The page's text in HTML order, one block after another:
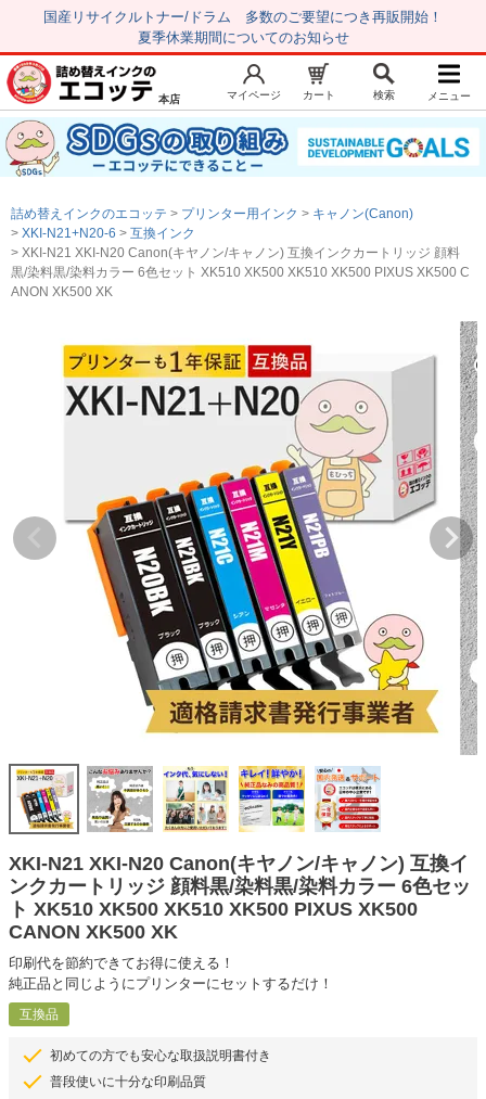
国産リサイクルトナー/ドラム 多数のご要望につき再販開始！
夏季休業期間についてのお知らせ
新規会員登録 マイページ
トップページ お気に入り
注文履歴 レビュー履歴
はじめての方へ
初心者用セット
キャノンインク
エプソンインク
詰め替えインク
互換インクボトル
互換インクカートリッジ
再生インクカートリッジ
ご利用ガイド
よくある質問
会員専用商品
説明書ダウンロード
本店 マイページ カート 検索 メニュー
詰め替えインクのエコッテ プリンター用インク
キャノン(Canon)
XKI-N21+N20-6
互換インク
XKI-N21 XKI-N20 Canon(キヤノン/キャノン) 互換インクカートリッジ 顔料
黒/染料黒/染料カラー 6色セット XK510 XK500 XK510 XK500 PIXUS XK500 C
ANON XK500 XK
XKI-N21 XKI-N20 Canon(キヤノン/キャノン) 互換イ
ンクカートリッジ 顔料黒/染料黒/染料カラー 6色セッ
ト XK510 XK500 XK510 XK500 PIXUS XK500
CANON XK500 XK
印刷代を節約できてお得に使える！
純正品と同じようにプリンターにセットするだけ！
互換品
初めての方でも安心な取扱説明書付き
普段使いに十分な印刷品質